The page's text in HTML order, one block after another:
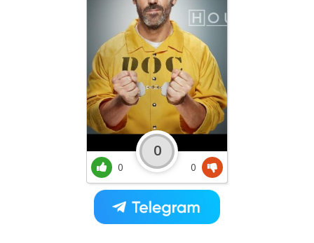
0
0
0